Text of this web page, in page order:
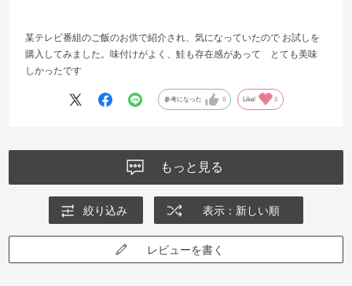
某テレビ番組のご飯のお供で紹介され、気になっていたので お試しを
購入してみました。味付けがよく、鮭も存在感があって とても美味
しかったです
参考になった 0 Like! 0
もっと見る
絞り込み 表示：新しい順
レビューを書く